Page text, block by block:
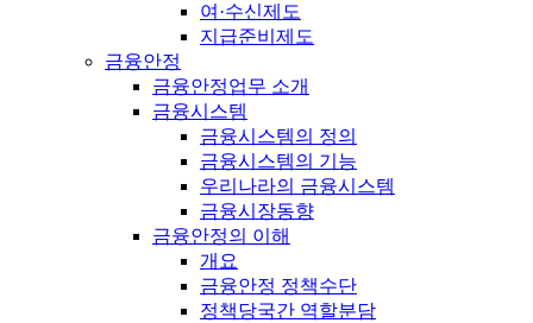
여·수신제도
지급준비제도
금융안정
금융안정업무 소개
금융시스템
금융시스템의 정의
금융시스템의 기능
우리나라의 금융시스템
금융시장동향
금융안정의 이해
개요
금융안정 정책수단
정책당국간 역할분담